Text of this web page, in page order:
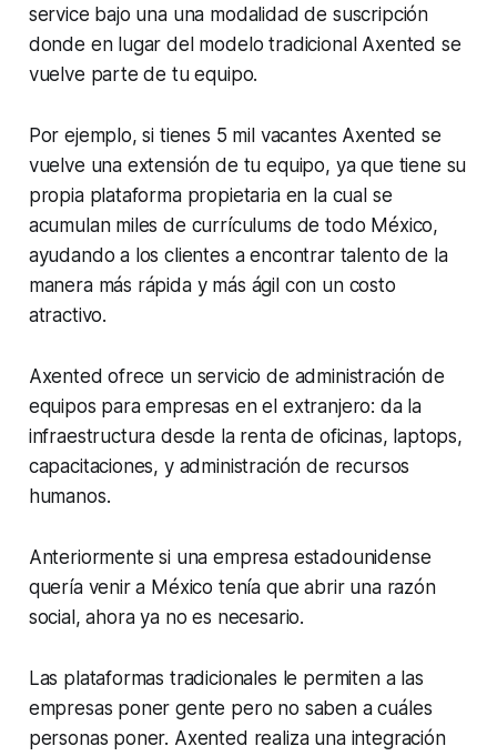
service bajo una una modalidad de suscripción
donde en lugar del modelo tradicional Axented se
vuelve parte de tu equipo.
Por ejemplo, si tienes 5 mil vacantes Axented se
vuelve una extensión de tu equipo, ya que tiene su
propia plataforma propietaria en la cual se
acumulan miles de currículums de todo México,
ayudando a los clientes a encontrar talento de la
manera más rápida y más ágil con un costo
atractivo.
Axented ofrece un servicio de administración de
equipos para empresas en el extranjero: da la
infraestructura desde la renta de oficinas, laptops,
capacitaciones, y administración de recursos
humanos.
Anteriormente si una empresa estadounidense
quería venir a México tenía que abrir una razón
social, ahora ya no es necesario.
Las plataformas tradicionales le permiten a las
empresas poner gente pero no saben a cuáles
personas poner. Axented realiza una integración